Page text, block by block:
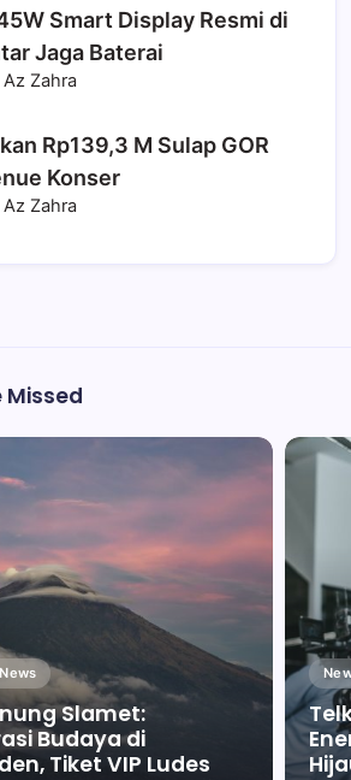
Smart Display Resmi di
Jaga Baterai
Zahra
Rp139,3 M Sulap GOR
Konser
Zahra
Missed
News
Slamet:
Budaya di
Tiket VIP Ludes